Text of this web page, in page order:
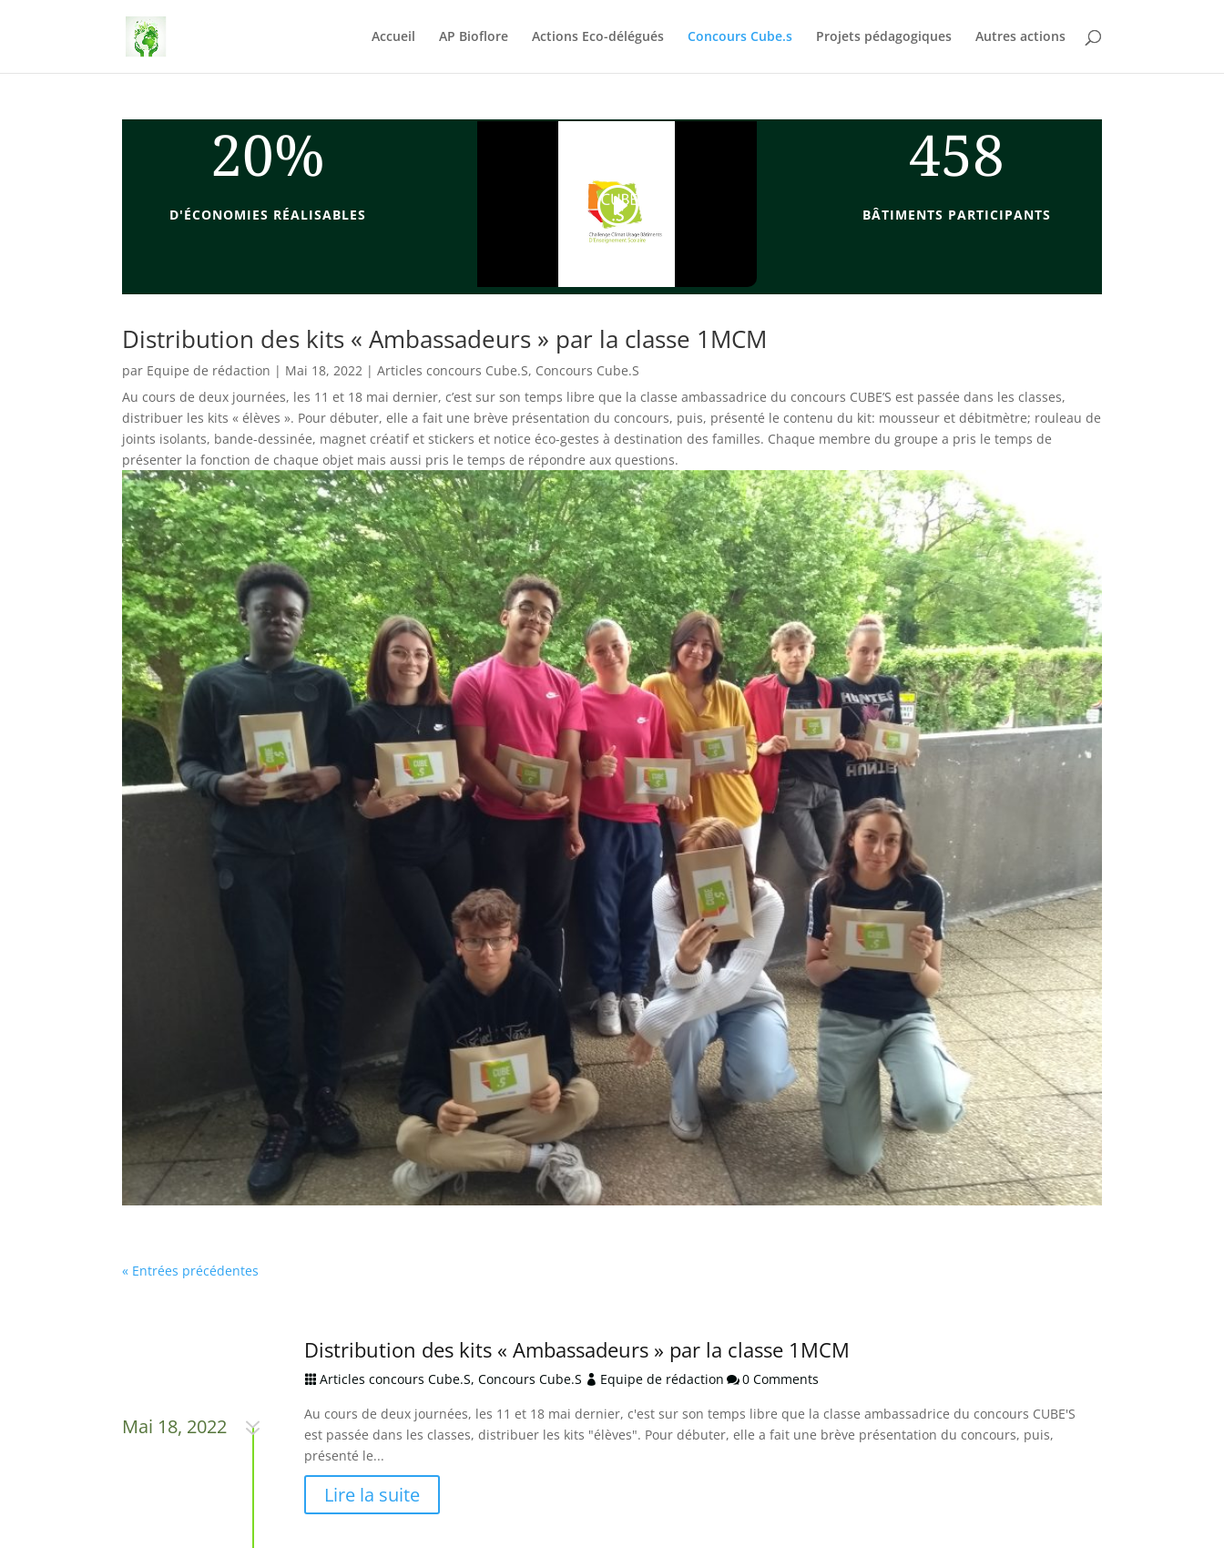
Accueil AP Bioflore Actions Eco-délégués Concours Cube.s Projets pédagogiques Autres actions
20%
D'ÉCONOMIES RÉALISABLES
458
BÂTIMENTS PARTICIPANTS
Distribution des kits « Ambassadeurs » par la classe 1MCM
par Equipe de rédaction | Mai 18, 2022 |Articles concours Cube.S, Concours Cube.S
Au cours de deux journées, les 11 et 18 mai dernier, c’est sur son temps libre que la classe ambassadrice du concours CUBE’S est passée dans les classes,
distribuer les kits « élèves ». Pour débuter, elle a fait une brève présentation du concours, puis, présenté le contenu du kit: mousseur et débitmètre; rouleau de
joints isolants, bande-dessinée, magnet créatif et stickers et notice éco-gestes à destination des familles. Chaque membre du groupe a pris le temps de
présenter la fonction de chaque objet mais aussi pris le temps de répondre aux questions.
« Entrées précédentes
7
Distribution des kits « Ambassadeurs » par la classe 1MCM
 Articles concours Cube.S,Concours Cube.S  Equipe de rédaction  0 Comments
Au cours de deux journées, les 11 et 18 mai dernier, c'est sur son temps libre que la classe ambassadrice du concours CUBE'S
est passée dans les classes, distribuer les kits "élèves". Pour débuter, elle a fait une brève présentation du concours, puis,
présenté le...
Lire la suite
Mai 18, 2022